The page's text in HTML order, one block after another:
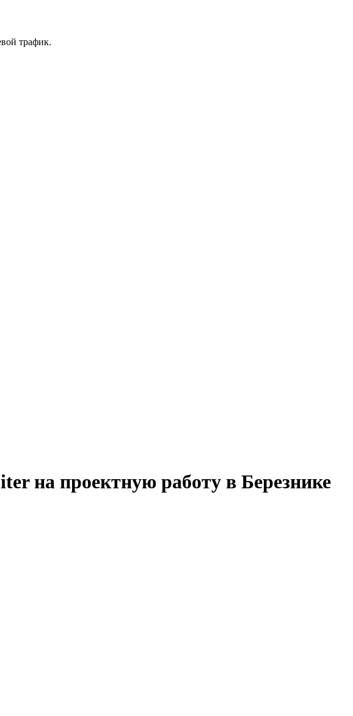
трафик.
на проектную работу в Березнике